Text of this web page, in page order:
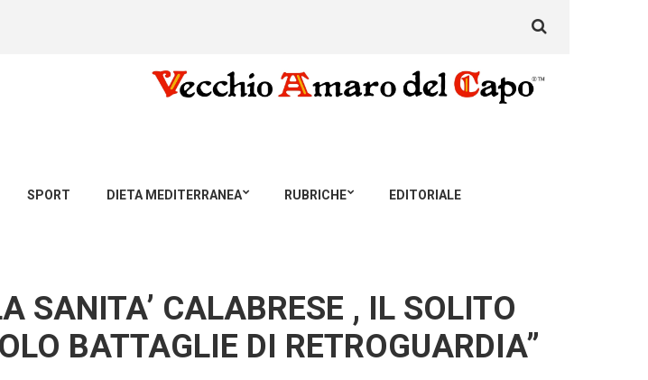
SPORT DIETA MEDITERRANEA RUBRICHE EDITORIALE
for:
SANITA’ CALABRESE , IL SOLITO
BATTAGLIE DI RETROGUARDIA”